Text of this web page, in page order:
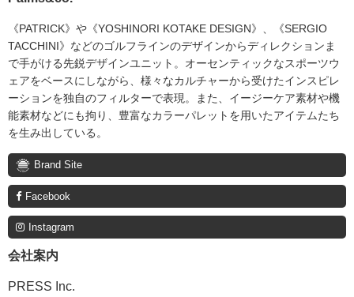
《PATRICK》や《YOSHINORI KOTAKE DESIGN》、《SERGIO
TACCHINI》などのゴルフラインのデザインからディレクションま
で手がける先鋭デザインユニット。オーセンティックなスポーツウ
ェアをベースにしながら、様々なカルチャーから受けたインスピレ
ーションを独自のフィルターで表現。また、イージーケア素材や機
能素材などにも拘り、豊富なカラーパレットを用いたアイテムたち
を生み出している。
Brand Site
Facebook
Instagram
会社案内
PRESS Inc.